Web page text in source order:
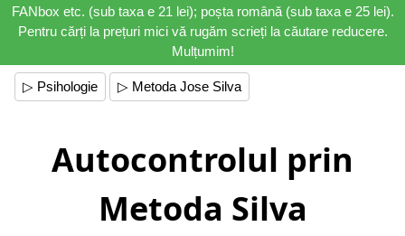
FANbox etc. (sub taxa e 21 lei); poșta română (sub taxa e 25 lei).
Pentru cărți la prețuri mici vă rugăm scrieți la căutare reducere.
Mulțumim!
▷ Psihologie ▷ Metoda Jose Silva
Autocontrolul prin
Metoda Silva